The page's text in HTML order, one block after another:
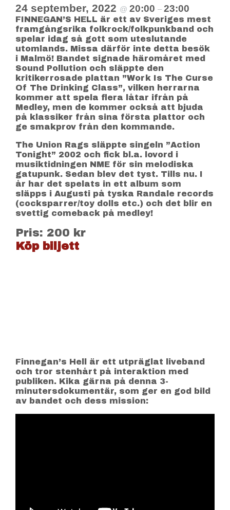
24 september, 2022 @ 20:00 – 23:00
FINNEGAN’S HELL är ett av Sveriges mest
framgångsrika folkrock/folkpunkband och
spelar idag så gott som uteslutande
utomlands. Missa därför inte detta besök
i Malmö! Bandet signade häromåret med
Sound Pollution och släppte den
kritikerrosade plattan ”Work Is The Curse
Of The Drinking Class”, vilken herrarna
kommer att spela flera låtar ifrån på
Medley, men de kommer också att bjuda
på klassiker från sina första plattor och
ge smakprov från den kommande.
The Union Rags släppte singeln ”Action
Tonight” 2002 och fick bl.a. lovord i
musiktidningen NME för sin melodiska
gatupunk. Sedan blev det tyst. Tills nu. I
år har det spelats in ett album som
släpps i Augusti på tyska Randale records
(cocksparrer/toy dolls etc.) och det blir en
svettig comeback på medley!
Pris: 200 kr
Köp biljett
Finnegan’s Hell är ett utpräglat liveband
och tror stenhårt på interaktion med
publiken. Kika gärna på denna 3-
minutersdokumentär, som ger en god bild
av bandet och dess mission: